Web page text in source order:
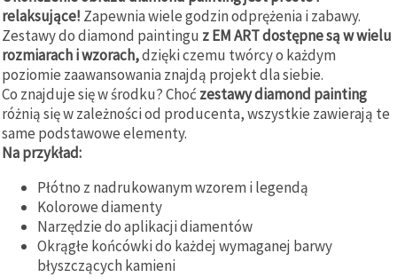
relaksujące! Zapewnia wiele godzin odprężenia i zabawy.
Zestawy do diamond paintingu z EM ART dostępne są w wielu
rozmiarach i wzorach,dzięki czemu twórcy o każdym
poziomie zaawansowania znajdą projekt dla siebie.
Co znajduje się w środku? Choć zestawy diamond painting
różnią się w zależności od producenta, wszystkie zawierają te
same podstawowe elementy.
Na przykład:
Płótno z nadrukowanym wzorem i legendą
Kolorowe diamenty
Narzędzie do aplikacji diamentów
Okrągłe końcówki do każdej wymaganej barwy
błyszczących kamieni